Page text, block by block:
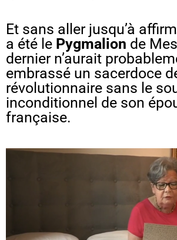
Et sans aller jusqu’à
a été le Pygmalion de
dernier n’aurait
embrassé un sacerdoce
révolutionnaire sans le
inconditionnel de son
française.